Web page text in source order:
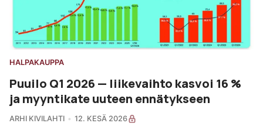
HALPAKAUPPA
Puuilo Q1 2026 — liikevaihto kasvoi 16 %
ja myyntikate uuteen ennätykseen
ARHI KIVILAHTI 12. KESÄ 2026